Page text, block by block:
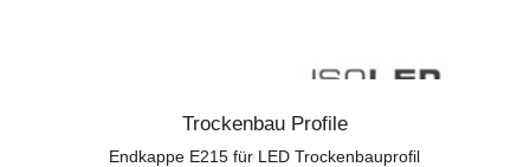
Trockenbau Profile
Endkappe E215 für LED Trockenbauprofil